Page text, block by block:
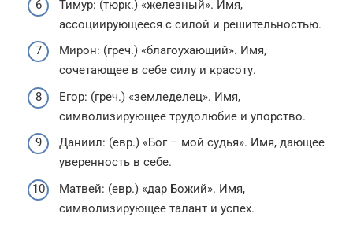
Тимур: (тюрк.) «железный». Имя,
ассоциирующееся с силой и решительностью.
Мирон: (греч.) «благоухающий». Имя,
сочетающее в себе силу и красоту.
Егор: (греч.) «земледелец». Имя,
символизирующее трудолюбие и упорство.
Даниил: (евр.) «Бог – мой судья». Имя, дающее
уверенность в себе.
Матвей: (евр.) «дар Божий». Имя,
символизирующее талант и успех.